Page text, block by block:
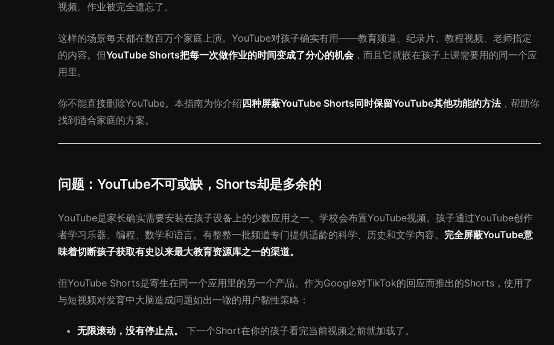
视频。作业被完全遗忘了。
这样的场景每天都在数百万个家庭上演。YouTube对孩子确实有用——教育频道、纪录片、教程视频、老师指定
的内容。但YouTube Shorts把每一次做作业的时间变成了分心的机会，而且它就嵌在孩子上课需要用的同一个应
用里。
你不能直接删除YouTube。本指南为你介绍四种屏蔽YouTube Shorts同时保留YouTube其他功能的方法，帮助你
找到适合家庭的方案。
问题：YouTube不可或缺，Shorts却是多余的
YouTube是家长确实需要安装在孩子设备上的少数应用之一。学校会布置YouTube视频。孩子通过YouTube创作
者学习乐器、编程、数学和语言。有整整一批频道专门提供适龄的科学、历史和文学内容。 完全屏蔽YouTube意
味着切断孩子获取有史以来最大教育资源库之一的渠道。
但YouTube Shorts是寄生在同一个应用里的另一个产品。作为Google对TikTok的回应而推出的Shorts，使用了
与短视频对发育中大脑造成问题如出一辙的用户黏性策略：
无限滚动，没有停止点。
下一个Short在你的孩子看完当前视频之前就加载了。